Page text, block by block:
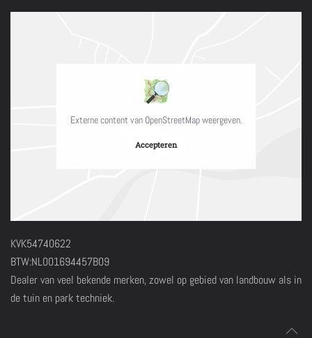
Externe content van OpenStreetMap weergeven.
Accepteren
KVK54740622
BTW:NL001694457B09
Dealer van veel bekende merken, zowel op gebied van landbouw als in
de tuin en park techniek.